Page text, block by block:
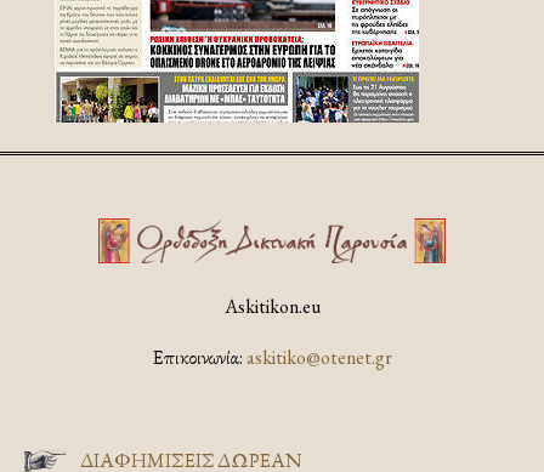
Askitikon.eu
Επικοινωνία:askitiko@otenet.gr
ΔΙΑΦΗΜΊΣΕΙΣ ΔΩΡΕΆΝ